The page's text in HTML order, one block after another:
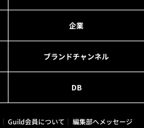
企業
ブランドチャンネル
DB
Guild会員について
編集部へメッセージ